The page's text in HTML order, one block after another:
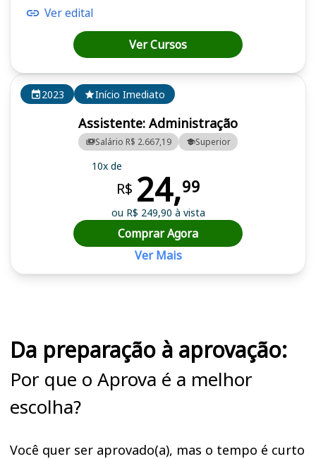
2023 Início Imediato
Assistente: Administração
Salário R$ 2.667,19 Superior
10x de
R$ 24,99
ou R$ 249,90 à vista
Comprar Agora
Ver Mais
Ver edital
Ver Cursos
Da preparação à aprovação:
Por que o Aprova é a melhor
escolha?
Você quer ser aprovado(a), mas o tempo é curto